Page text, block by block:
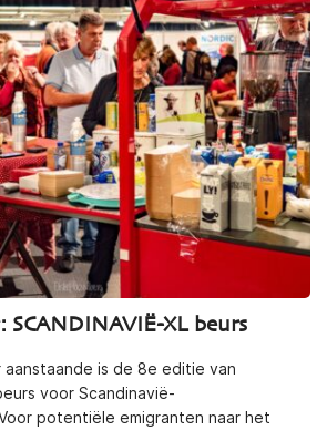
XL beurs
is de 8e editie van
voor Scandinavië-
potentiële emigranten naar het